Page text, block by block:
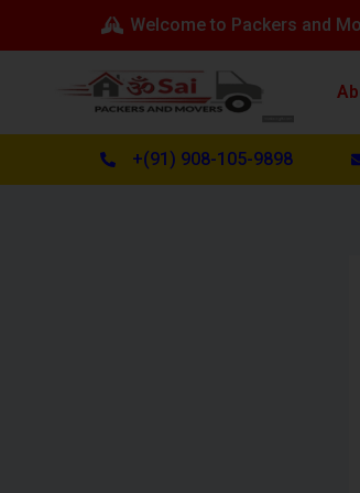
Welcome to Packers and
+(91) 908-105-9898